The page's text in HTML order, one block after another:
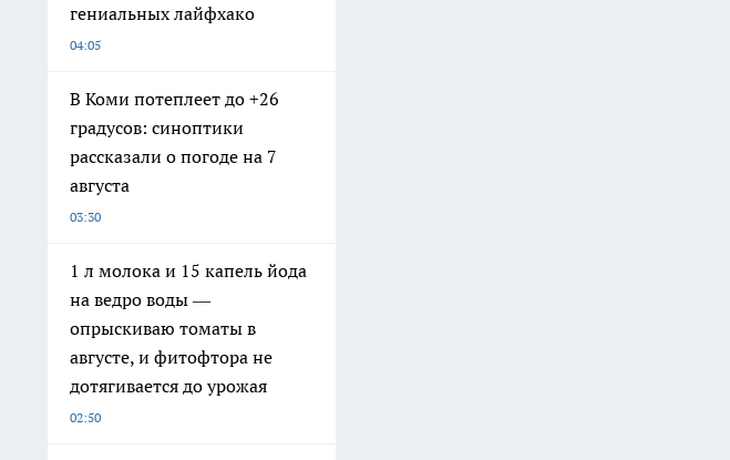
гениальных лайфхако
04:05
В Коми потеплеет до +26
градусов: синоптики
рассказали о погоде на 7
августа
03:30
1 л молока и 15 капель йода
на ведро воды —
опрыскиваю томаты в
августе, и фитофтора не
дотягивается до урожая
02:50